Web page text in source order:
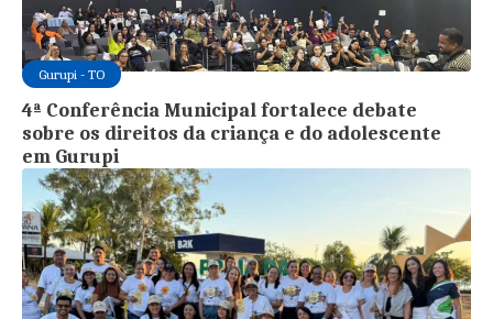
Gurupi - TO
4ª Conferência Municipal fortalece debate
sobre os direitos da criança e do adolescente
em Gurupi